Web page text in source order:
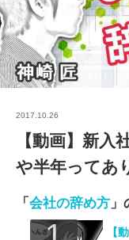
2017.10.26
【動画】新
や半年ってあ
「 会社の辞め方
【